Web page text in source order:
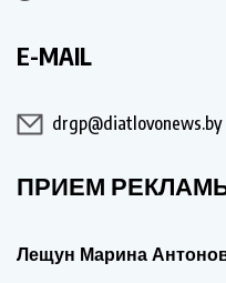
E-MAIL
drgp@diatlovonews.by
ПРИЕМ
Лещун Марина